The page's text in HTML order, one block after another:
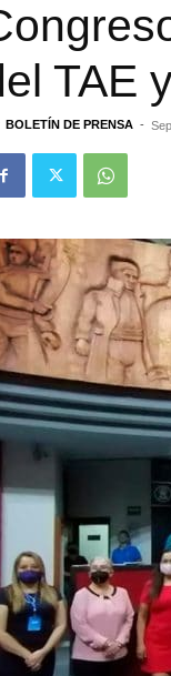
TAE
BOLETÍN DE PRENSA -